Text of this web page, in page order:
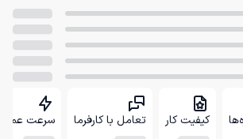
کیفیت کار تعامل با کارفرما سرعت عمل